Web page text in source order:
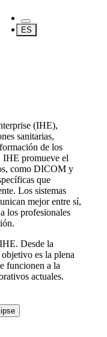
ES
(IHE),
sanitarias,
de los
IHE promueve el
como DICOM y
que
Los sistemas
mejor entre sí,
los profesionales
Desde la
es la plena
funcionen a la
actuales.